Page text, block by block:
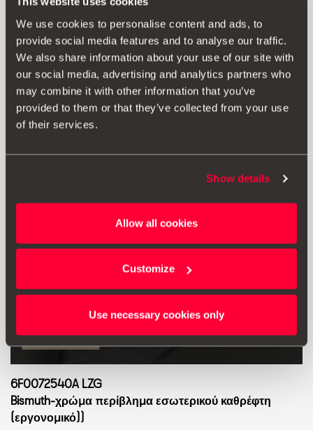
We use cookies to personalise content and ads, to
provide social media features and to analyse our traffic.
We also share information about your use of our site with
our social media, advertising and analytics partners who
may combine it with other information that you’ve
provided to them or that they’ve collected from your use
of their services.
Show details
Allow all cookies
Customize
Use necessary cookies only
6F0072390 0X1
Διακοσμητικό τιμονιού – Desire Κόκκινο
Μετάβαση στο προϊόν
6F0072540A LZG
Bismuth-χρώμα περίβλημα εσωτερικού καθρέφτη
(εργονομικό))